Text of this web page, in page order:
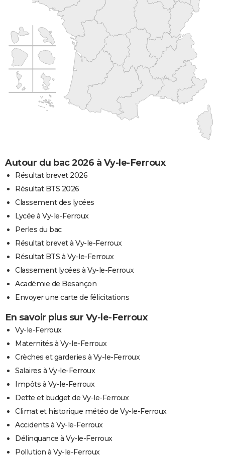
Autour du bac 2026 à Vy-le-Ferroux
Résultat brevet 2026
Résultat BTS 2026
Classement des lycées
Lycée à Vy-le-Ferroux
Perles du bac
Résultat brevet à Vy-le-Ferroux
Résultat BTS à Vy-le-Ferroux
Classement lycées à Vy-le-Ferroux
Académie de Besançon
Envoyer une carte de félicitations
En savoir plus sur Vy-le-Ferroux
Vy-le-Ferroux
Maternités à Vy-le-Ferroux
Crèches et garderies à Vy-le-Ferroux
Salaires à Vy-le-Ferroux
Impôts à Vy-le-Ferroux
Dette et budget de Vy-le-Ferroux
Climat et historique météo de Vy-le-Ferroux
Accidents à Vy-le-Ferroux
Délinquance à Vy-le-Ferroux
Pollution à Vy-le-Ferroux